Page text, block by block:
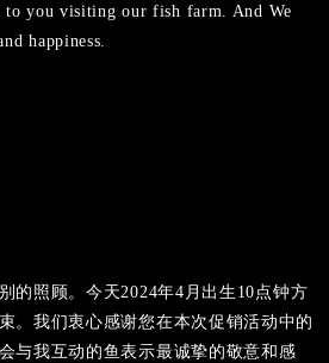
you visiting our fish farm. And We
happiness.
的照顾。今天2024年4月出生10点钟方
。我们衷心感谢您在本次促销活动中的
与我互动的鱼表示最诚挚的敬意和感